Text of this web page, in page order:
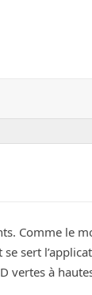
Comme le
sert
vertes à